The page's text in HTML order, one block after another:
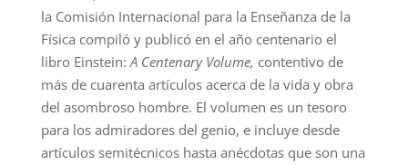
la Comisión Internacional para la Enseñanza de la
Física compiló y publicó en el año centenario el
libro Einstein:A Centenary Volume, contentivo de
más de cuarenta artículos acerca de la vida y obra
del asombroso hombre. El volumen es un tesoro
para los admiradores del genio, e incluye desde
artículos semitécnicos hasta anécdotas que son una